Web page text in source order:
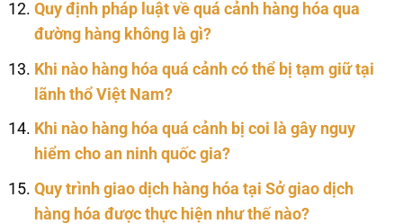
Quy định pháp luật về quá cảnh hàng hóa qua
đường hàng không là gì?
Khi nào hàng hóa quá cảnh có thể bị tạm giữ tại
lãnh thổ Việt Nam?
Khi nào hàng hóa quá cảnh bị coi là gây nguy
hiểm cho an ninh quốc gia?
Quy trình giao dịch hàng hóa tại Sở giao dịch
hàng hóa được thực hiện như thế nào?